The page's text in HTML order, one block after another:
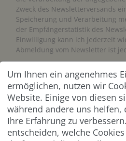
Zweck des Newsletterversands
Speicherung und Verarbeitung
der Empfängerstatistik des
Einwilligung kann ich jederzeit
Abmeldung vom Newsletter ist
Abonnieren
** Hierbei handelt
ZAHLUNG & VERSAND
Um Ihnen ein angenehmes
ermöglichen, nutzen wir
Website. Einige von diesen
während andere uns helfen,
Ihre Erfahrung zu
entscheiden, welche